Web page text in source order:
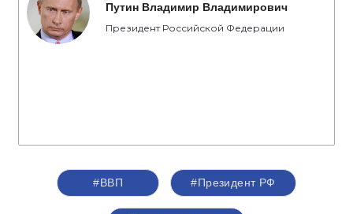
Путин Владимир Владимирович
Президент Российской Федерации
#ВВП #Президент РФ